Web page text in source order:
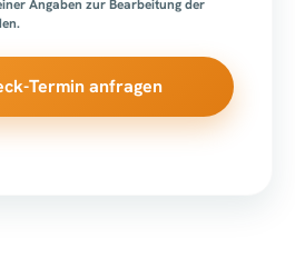
Angaben zur Bearbeitung der
Termin anfragen